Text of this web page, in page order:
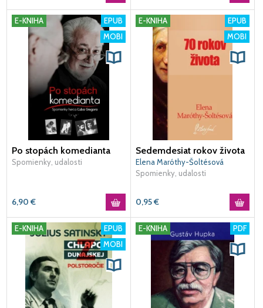
E-KNIHA
EPUB
MOBI
Po stopách komedianta
Spomienky, udalosti
6,90 €
E-KNIHA
EPUB
MOBI
Sedemdesiat rokov života
Elena Maróthy-Šoltésová
Spomienky, udalosti
0,95€
E-KNIHA
EPUB
MOBI
E-KNIHA PDF